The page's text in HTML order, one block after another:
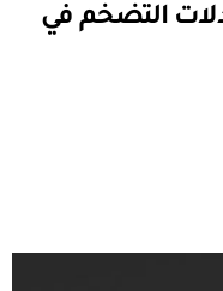
التضخم في